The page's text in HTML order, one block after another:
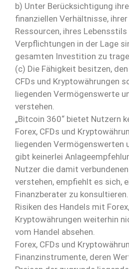
b) Unter Berücksichtigung
finanziellen Verhältnisse,
Ressourcen, ihres
Verpflichtungen in der Lage
gesamten Investition zu
(c) Die Fähigkeit besitzen,
CFDs und Kryptowährungen
liegenden Vermögenswerte
verstehen.
„Bitcoin 360“ bietet Nutzern
Forex, CFDs und
liegenden Vermögenswerten
gibt keinerlei
Nutzer die damit
verstehen, empfiehlt es sich,
Finanzberater zu
Risiken des Handels mit
Kryptowährungen weiterhin
vom Handel absehen.
Forex, CFDs und
Finanzinstrumente, deren